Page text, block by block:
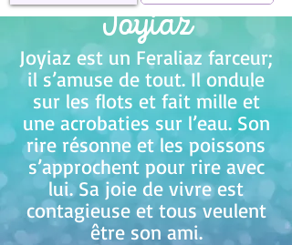
Joyiaz
Joyiaz est un Feraliaz farceur;
il s’amuse de tout. Il ondule
sur les flots et fait mille et
une acrobaties sur l’eau. Son
rire résonne et les poissons
s’approchent pour rire avec
lui. Sa joie de vivre est
contagieuse et tous veulent
être son ami.